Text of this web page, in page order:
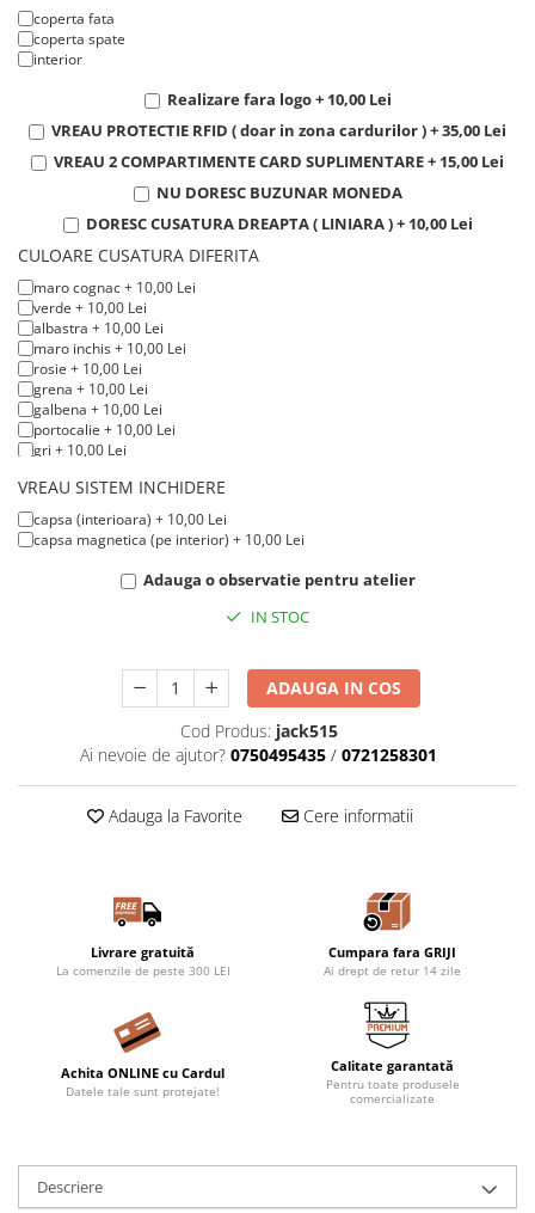
coperta fata
coperta spate
interior
Realizare fara logo + 10,00 Lei
VREAU PROTECTIE RFID ( doar in zona cardurilor ) + 35,00 Lei
VREAU 2 COMPARTIMENTE CARD SUPLIMENTARE + 15,00 Lei
NU DORESC BUZUNAR MONEDA
DORESC CUSATURA DREAPTA ( LINIARA ) + 10,00 Lei
CULOARE CUSATURA DIFERITA
maro cognac + 10,00 Lei
verde + 10,00 Lei
albastra + 10,00 Lei
maro inchis + 10,00 Lei
rosie + 10,00 Lei
grena + 10,00 Lei
galbena + 10,00 Lei
portocalie + 10,00 Lei
gri + 10,00 Lei
bleumarin + 10,00 Lei
crem + 10,00 Lei
neagra + 10,00 Lei
VREAU SISTEM INCHIDERE
capsa (interioara) + 10,00 Lei
capsa magnetica (pe interior) + 10,00 Lei
Adauga o observatie pentru atelier
IN STOC
ADAUGA IN COS
Cod Produs: jack515
Ai nevoie de ajutor? 0750495435 / 0721258301
Adauga la Favorite Cere informatii
Livrare gratuită
La comenzile de peste 300 LEI
Cumpara fara GRIJI
Ai drept de retur 14 zile
Achita ONLINE cu Cardul
Datele tale sunt protejate!
Calitate garantată
Pentru toate produsele
comercializate
Descriere